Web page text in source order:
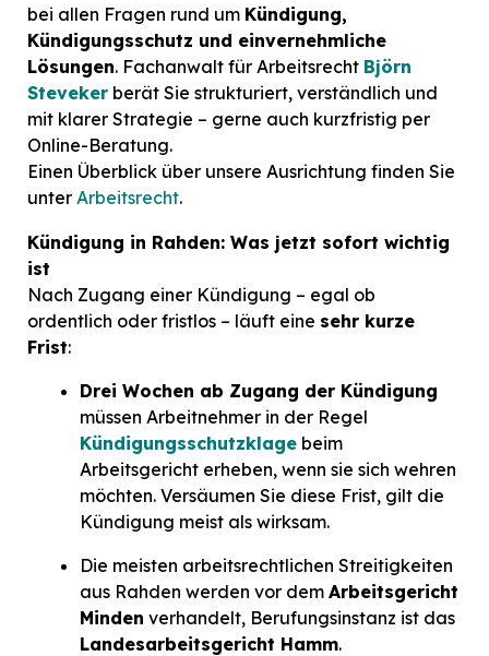
bei allen Fragen rund um Kündigung,
Kündigungsschutz und einvernehmliche
Lösungen. Fachanwalt für Arbeitsrecht Björn
Steveker berät Sie strukturiert, verständlich und
mit klarer Strategie – gerne auch kurzfristig per
Online-Beratung.
Einen Überblick über unsere Ausrichtung finden Sie
unter Arbeitsrecht.
Kündigung in Rahden: Was jetzt sofort wichtig
ist
Nach Zugang einer Kündigung – egal ob
ordentlich oder fristlos – läuft eine sehr kurze
Frist:
Drei Wochen ab Zugang der Kündigung
müssen Arbeitnehmer in der Regel
Kündigungsschutzklage beim
Arbeitsgericht erheben, wenn sie sich wehren
möchten. Versäumen Sie diese Frist, gilt die
Kündigung meist als wirksam.
Die meisten arbeitsrechtlichen Streitigkeiten
aus Rahden werden vor dem Arbeitsgericht
Minden verhandelt, Berufungsinstanz ist das
Landesarbeitsgericht Hamm.